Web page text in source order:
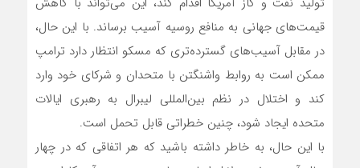
قیمت‌های جهانی به منافع روسیه آسیب برساند. با این حال،
در مقابل آسیب‌های گسترده‌تری که مسکو انتظار دارد ترامپ
ممکن است به روابط واشنگتن با متحدان و شرکای خود وارد
کند و اختلال در نظم بین‌المللی لیبرال به رهبری ایالات
متحده ایجاد شود، چنین خطراتی قابل تحمل است.
با این حال، به خاطر داشته باشید که هر اتفاقی که در چهار